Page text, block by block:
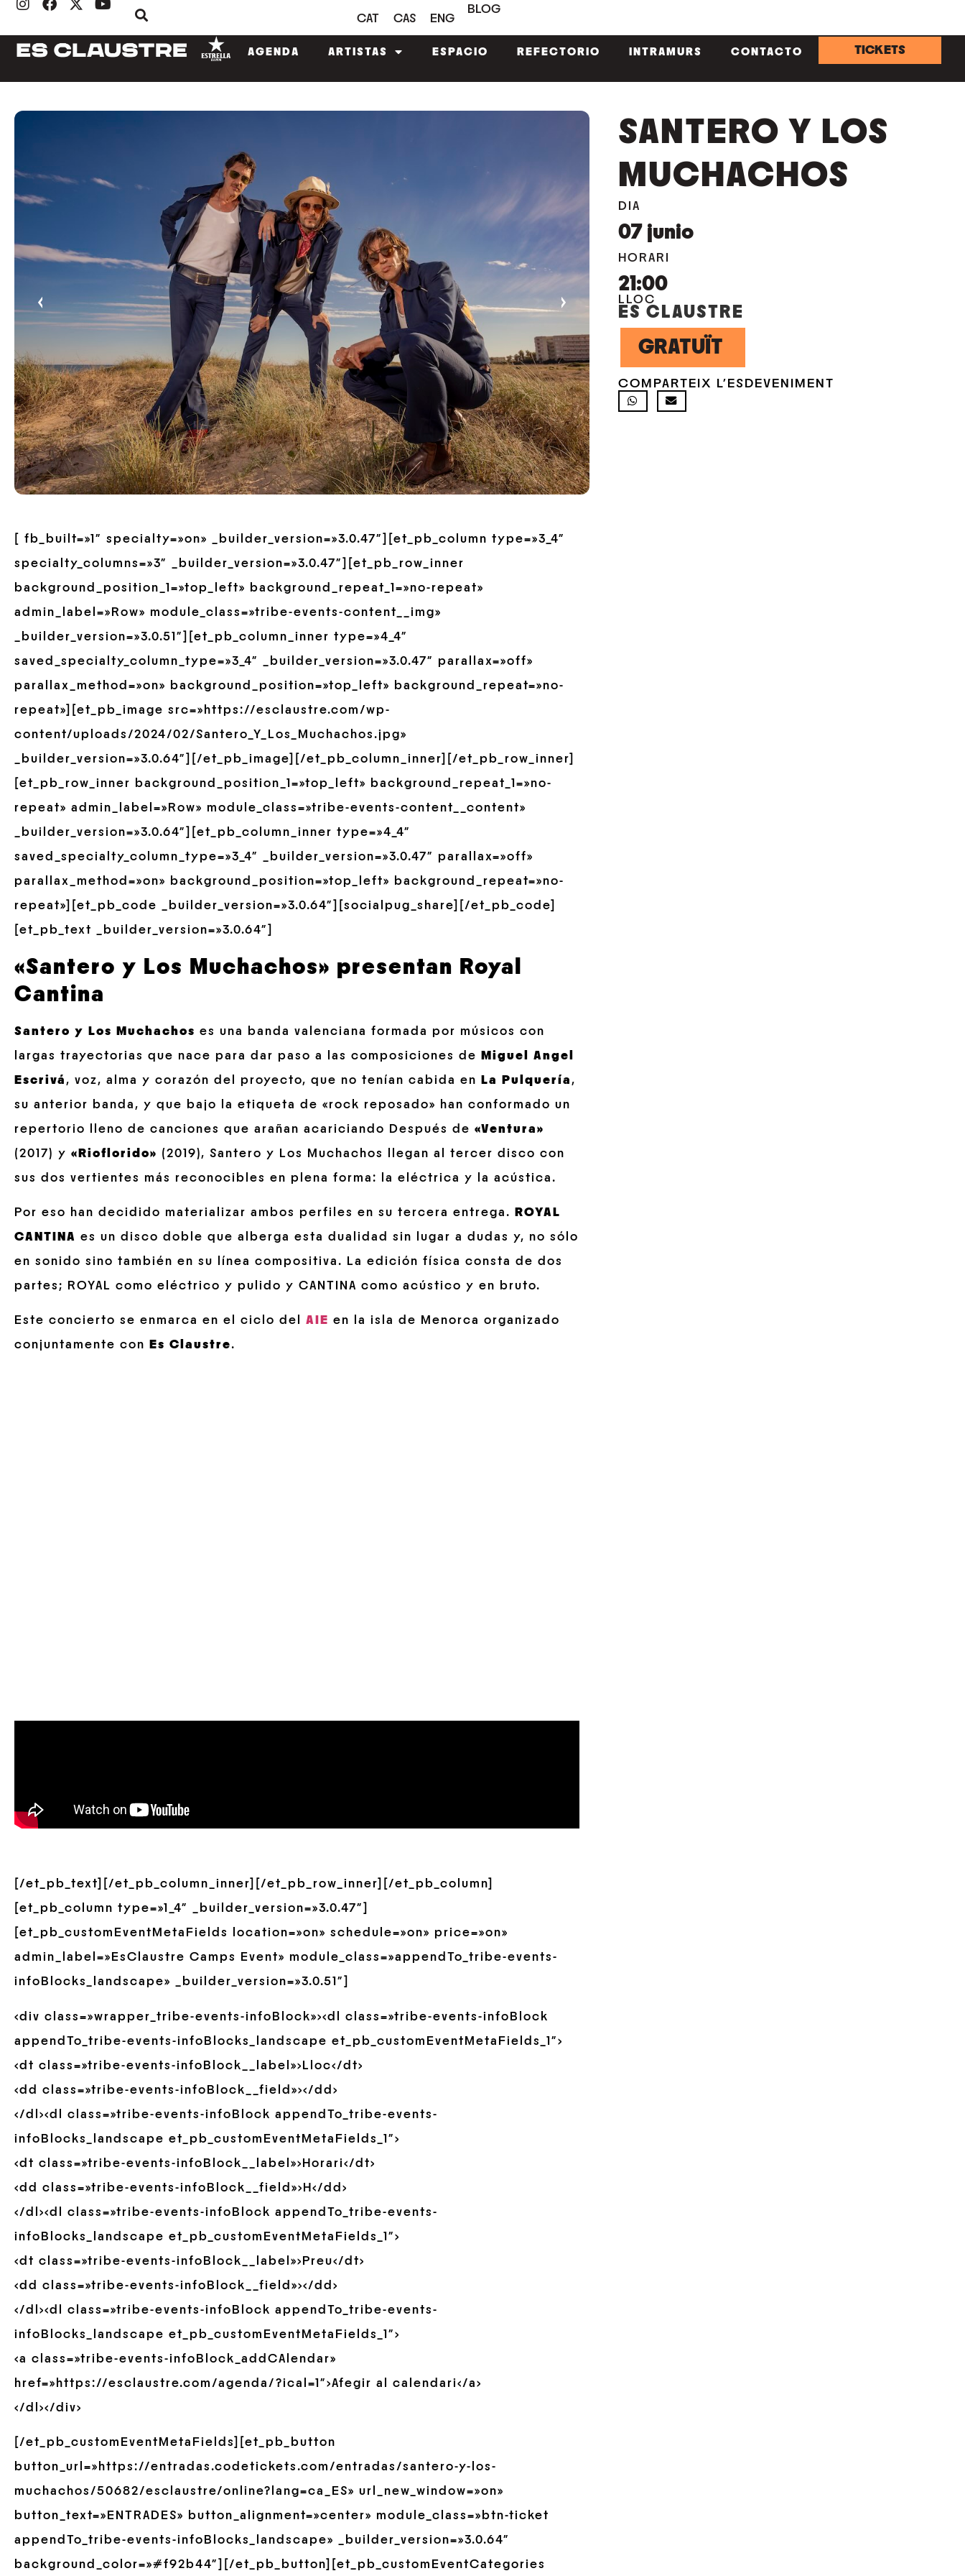
CAT CAS ENG
BLOG
AGENDA ARTISTAS ESPACIO REFECTORIO INTRAMURS CONTACTO TICKETS
‹ ›
SANTERO Y LOS
MUCHACHOS
DIA
07 junio
HORARI
21:00
LLOC
ES CLAUSTRE
GRATUÏT
COMPARTEIX L'ESDEVENIMENT
[ fb_built=»1″ specialty=»on» _builder_version=»3.0.47″][et_pb_column type=»3_4″
specialty_columns=»3″ _builder_version=»3.0.47″][et_pb_row_inner
background_position_1=»top_left» background_repeat_1=»no-repeat»
admin_label=»Row» module_class=»tribe-events-content__img»
_builder_version=»3.0.51″][et_pb_column_inner type=»4_4″
saved_specialty_column_type=»3_4″ _builder_version=»3.0.47″ parallax=»off»
parallax_method=»on» background_position=»top_left» background_repeat=»no-
repeat»][et_pb_image src=»https://esclaustre.com/wp-
content/uploads/2024/02/Santero_Y_Los_Muchachos.jpg»
_builder_version=»3.0.64″][/et_pb_image][/et_pb_column_inner][/et_pb_row_inner]
[et_pb_row_inner background_position_1=»top_left» background_repeat_1=»no-
repeat» admin_label=»Row» module_class=»tribe-events-content__content»
_builder_version=»3.0.64″][et_pb_column_inner type=»4_4″
saved_specialty_column_type=»3_4″ _builder_version=»3.0.47″ parallax=»off»
parallax_method=»on» background_position=»top_left» background_repeat=»no-
repeat»][et_pb_code _builder_version=»3.0.64″][socialpug_share][/et_pb_code]
[et_pb_text _builder_version=»3.0.64″]
«Santero y Los Muchachos» presentan Royal
Cantina
Santero y Los Muchachos es una banda valenciana formada por músicos con
largas trayectorias que nace para dar paso a las composiciones de
Miguel Angel
Escrivá , voz, alma y corazón del proyecto, que no tenían cabida en La Pulquería ,
su anterior banda, y que bajo la etiqueta de «rock reposado» han conformado un
repertorio lleno de canciones que arañan acariciando Después de «Ventura»
(2017) y «Rioflorido» (2019), Santero y Los Muchachos llegan al tercer disco con
sus dos vertientes más reconocibles en plena forma: la eléctrica y la acústica.
Por eso han decidido materializar ambos perfiles en su tercera entrega.
ROYAL
CANTINA es un disco doble que alberga esta dualidad sin lugar a dudas y, no sólo
en sonido sino también en su línea compositiva. La edición física consta de dos
partes; ROYAL como eléctrico y pulido y CANTINA como acústico y en bruto.
Este concierto se enmarca en el ciclo del AIE en la isla de Menorca organizado
conjuntamente con
Es Claustre.
[/et_pb_text][/et_pb_column_inner][/et_pb_row_inner][/et_pb_column]
[et_pb_column type=»1_4″ _builder_version=»3.0.47″]
[et_pb_customEventMetaFields location=»on» schedule=»on» price=»on»
admin_label=»EsClaustre Camps Event» module_class=»appendTo_tribe-events-
infoBlocks_landscape» _builder_version=»3.0.51″]
<div class=»wrapper_tribe-events-infoBlock»><dl class=»tribe-events-infoBlock
appendTo_tribe-events-infoBlocks_landscape et_pb_customEventMetaFields_1″>
<dt class=»tribe-events-infoBlock__label»>Lloc</dt>
<dd class=»tribe-events-infoBlock__field»></dd>
</dl><dl class=»tribe-events-infoBlock appendTo_tribe-events-
infoBlocks_landscape et_pb_customEventMetaFields_1″>
<dt class=»tribe-events-infoBlock__label»>Horari</dt>
<dd class=»tribe-events-infoBlock__field»>H</dd>
</dl><dl class=»tribe-events-infoBlock appendTo_tribe-events-
infoBlocks_landscape et_pb_customEventMetaFields_1″>
<dt class=»tribe-events-infoBlock__label»>Preu</dt>
<dd class=»tribe-events-infoBlock__field»></dd>
</dl><dl class=»tribe-events-infoBlock appendTo_tribe-events-
infoBlocks_landscape et_pb_customEventMetaFields_1″>
<a class=»tribe-events-infoBlock_addCAlendar»
href=»https://esclaustre.com/agenda/?ical=1″>Afegir al calendari</a>
</dl></div>
[/et_pb_customEventMetaFields][et_pb_button
button_url=»https://entradas.codetickets.com/entradas/santero-y-los-
muchachos/50682/esclaustre/online?lang=ca_ES» url_new_window=»on»
button_text=»ENTRADES» button_alignment=»center» module_class=»btn-ticket
appendTo_tribe-events-infoBlocks_landscape» _builder_version=»3.0.64″
background_color=»#f92b44″][/et_pb_button][et_pb_customEventCategories